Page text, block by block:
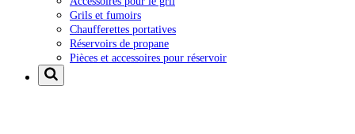
Grils et fumoirs
Chaufferettes portatives
Réservoirs de propane
Pièces et accessoires pour réservoir